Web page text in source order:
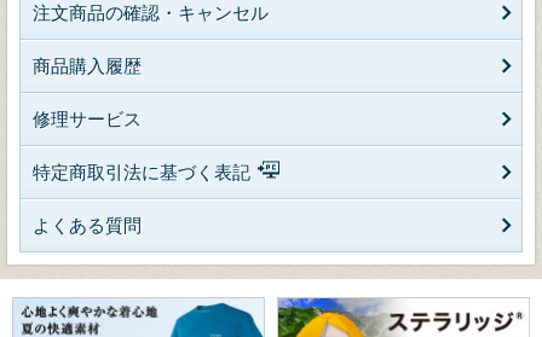
注文商品の確認・キャンセル
商品購入履歴
修理サービス
特定商取引法に基づく表記
よくある質問